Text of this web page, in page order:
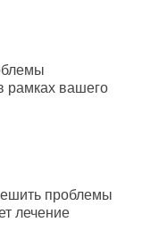
рамках вашего
проблемы
лечение